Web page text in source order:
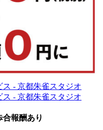
報酬あり